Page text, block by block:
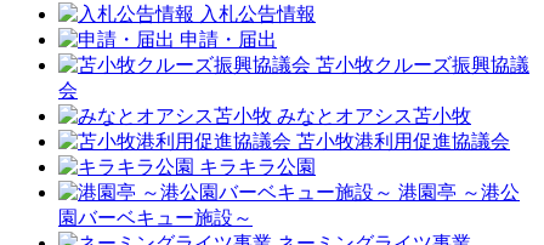
入札公告情報
申請・届出
苫小牧クルーズ振興協議
会
みなとオアシス苫小牧
苫小牧港利用促進協議会
キラキラ公園
港園亭 ～港公
園バーベキュー施設～